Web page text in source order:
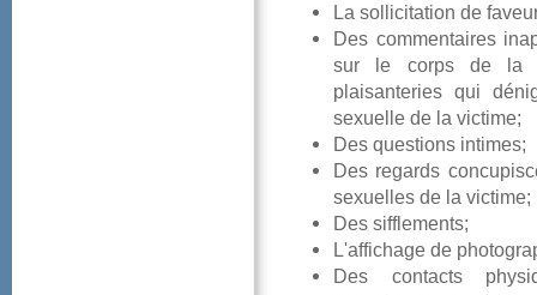
sexuelledelavictime;
Desquestionsintimes;
sexuellesdelavictime;
Dessifflements;